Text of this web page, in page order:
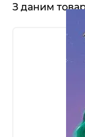
З даним